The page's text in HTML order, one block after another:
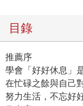
目錄
推薦序
學會「好好休息」
在忙碌之餘與自己
努力生活，不忘好